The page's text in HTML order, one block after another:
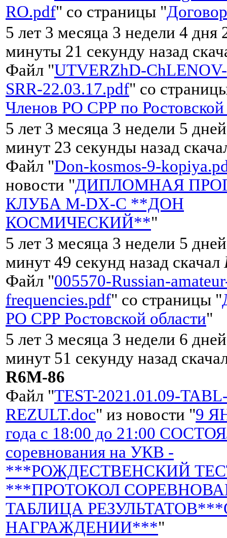
RO.pdf" со страницы "
5 лет 3 месяца 3 недели 4 дня
минуты 21 секунду назад
Файл "UTVERZhD-
SRR-22.03.17.pdf" со
Членов РО CРР по Ростовской
5 лет 3 месяца 3 недели 5
минут 23 секунды назад
Файл "Don-kosmos-9-
новости "ДИПЛОМНАЯ
КЛУБА M-DX-C **ДОН
КОСМИЧЕСКИЙ**"
5 лет 3 месяца 3 недели 5
минут 49 секунд назад скачал
Файл "005570-Russian-
frequencies.pdf" со страницы "
РО СРР Ростовской области"
5 лет 3 месяца 3 недели 6
минут 51 секунду назад
R6M-86
Файл "TEST-2021.01.09-
REZULT.doc" из новости "9
года с 18:00 до 21:00
соревнования на УКВ -
***РОЖДЕСТВЕНСКИЙ
***ПРОТОКОЛ
ТАБЛИЦА
НАГРАЖДЕНИИ***"